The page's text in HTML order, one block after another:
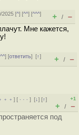
2025 [^] [^^] [^^^]
+ / –
Мне кажется,
] [ответить][↑]
+ / –
] [ · · ·][↓] [↑]
+1
+ / –
под